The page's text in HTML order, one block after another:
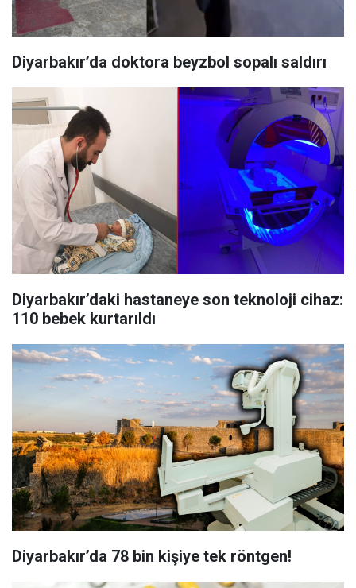
Diyarbakır’da doktora beyzbol sopalı saldırı
Diyarbakır’daki hastaneye son teknoloji cihaz:
110 bebek kurtarıldı
Diyarbakır’da 78 bin kişiye tek röntgen!